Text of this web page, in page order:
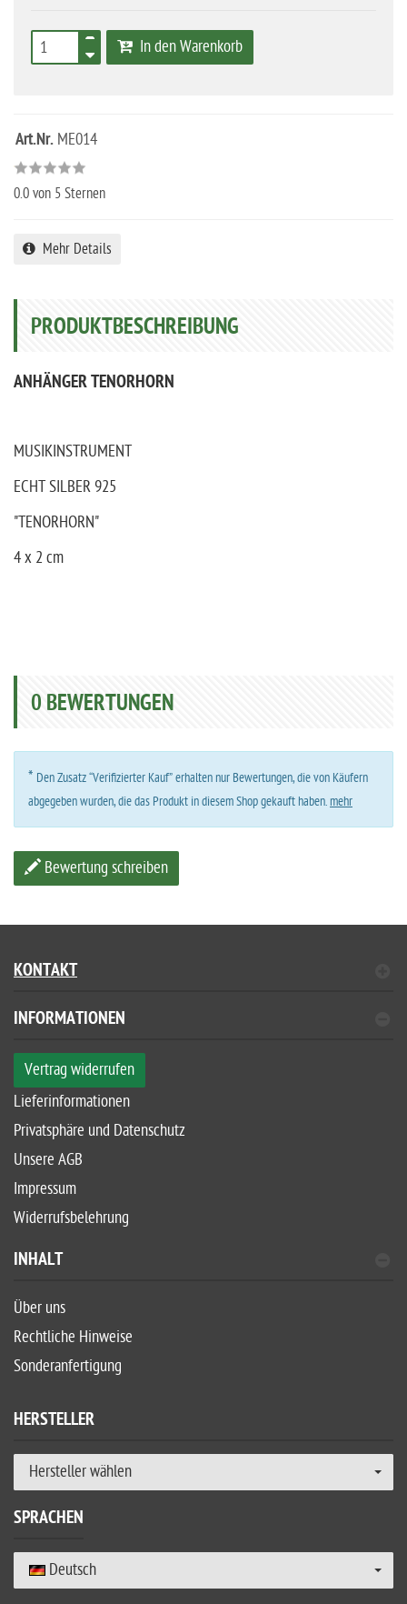
In den Warenkorb
Art.Nr. ME014
0.0 von 5 Sternen
Mehr Details
PRODUKTBESCHREIBUNG
ANHÄNGER TENORHORN
MUSIKINSTRUMENT
ECHT SILBER 925
"TENORHORN"
4 x 2 cm
0 BEWERTUNGEN
* Den Zusatz “Verifizierter Kauf” erhalten nur Bewertungen, die von Käufern
abgegeben wurden, die das Produkt in diesem Shop gekauft haben.mehr
Bewertung schreiben
KONTAKT
INFORMATIONEN
Vertrag widerrufen
Lieferinformationen
Privatsphäre und Datenschutz
Unsere AGB
Impressum
Widerrufsbelehrung
INHALT
Über uns
Rechtliche Hinweise
Sonderanfertigung
HERSTELLER
Hersteller wählen
SPRACHEN
Deutsch